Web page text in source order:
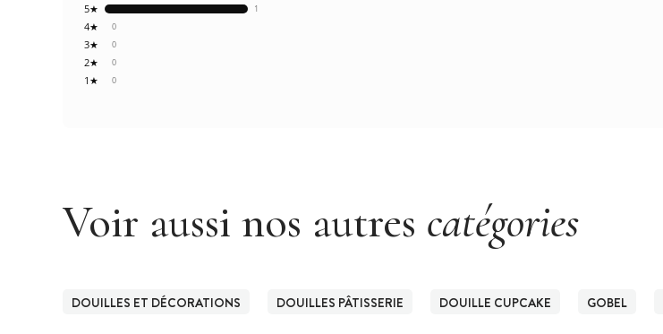
0
1★
0
2★
0
3★
0
4★
1
5★
Voir aussi nos autres catégories
DOUILLES ET DÉCORATIONS DOUILLES PÂTISSERIE DOUILLE CUPCAKE GOBEL